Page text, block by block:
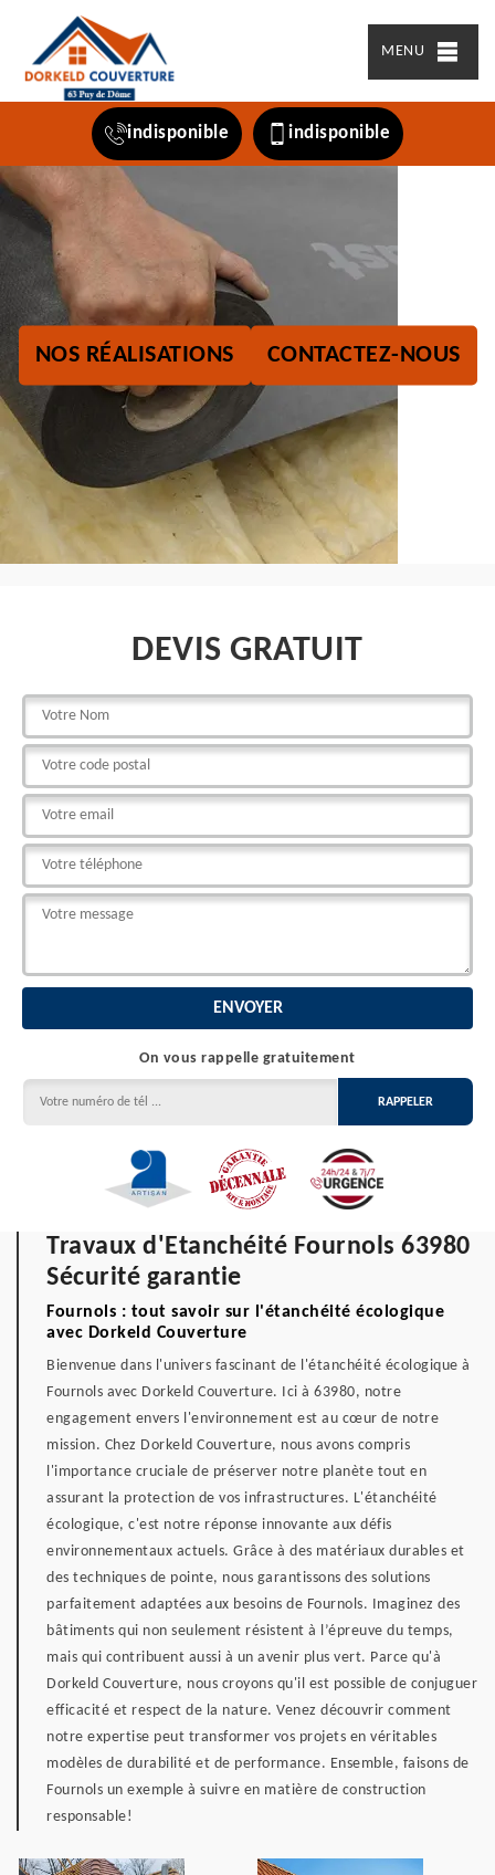
MENU
indisponible indisponible
NOS RÉALISATIONS CONTACTEZ-NOUS
DEVIS GRATUIT
On vous rappelle gratuitement
Travaux d'Etanchéité Fournols 63980
Sécurité garantie
Fournols : tout savoir sur l'étanchéité écologique
avec Dorkeld Couverture
Bienvenue dans l'univers fascinant de l'étanchéité écologique à
Fournols avec Dorkeld Couverture. Ici à 63980, notre
engagement envers l'environnement est au cœur de notre
mission. Chez Dorkeld Couverture, nous avons compris
l'importance cruciale de préserver notre planète tout en
assurant la protection de vos infrastructures. L'étanchéité
écologique, c'est notre réponse innovante aux défis
environnementaux actuels. Grâce à des matériaux durables et
des techniques de pointe, nous garantissons des solutions
parfaitement adaptées aux besoins de Fournols. Imaginez des
bâtiments qui non seulement résistent à l’épreuve du temps,
mais qui contribuent aussi à un avenir plus vert. Parce qu'à
Dorkeld Couverture, nous croyons qu'il est possible de conjuguer
efficacité et respect de la nature. Venez découvrir comment
notre expertise peut transformer vos projets en véritables
modèles de durabilité et de performance. Ensemble, faisons de
Fournols un exemple à suivre en matière de construction
responsable!